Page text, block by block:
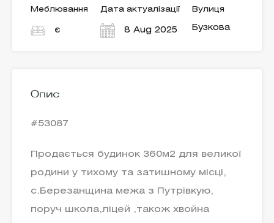
Меблювання
є
Дата актуалізації
8 Aug 2025
Вулиця
Бузкова
Опис
#53087
Продається будинок 360м2 для великої
родини у тихому та затишному місці,
с.Березанщина межа з Путрівкую,
поруч школа,ліцей ,також хвойна